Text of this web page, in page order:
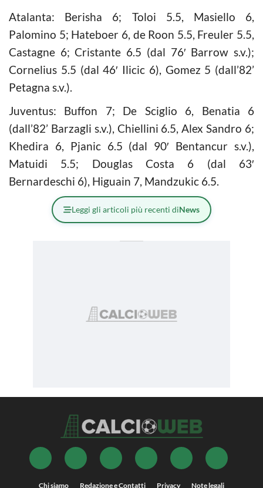
Atalanta: Berisha 6; Toloi 5.5, Masiello 6,
Palomino 5; Hateboer 6, de Roon 5.5, Freuler 5.5,
Castagne 6; Cristante 6.5 (dal 76′ Barrow s.v.);
Cornelius 5.5 (dal 46′ Ilicic 6), Gomez 5 (dall’82’
Petagna s.v.).
Juventus: Buffon 7; De Sciglio 6, Benatia 6
(dall’82’ Barzagli s.v.), Chiellini 6.5, Alex Sandro 6;
Khedira 6, Pjanic 6.5 (dal 90′ Bentancur s.v.),
Matuidi 5.5; Douglas Costa 6 (dal 63′
Bernardeschi 6), Higuain 7, Mandzukic 6.5.
Leggi gli articoli più recenti diNews
Chi siamo Redazione e Contatti Privacy Note legali